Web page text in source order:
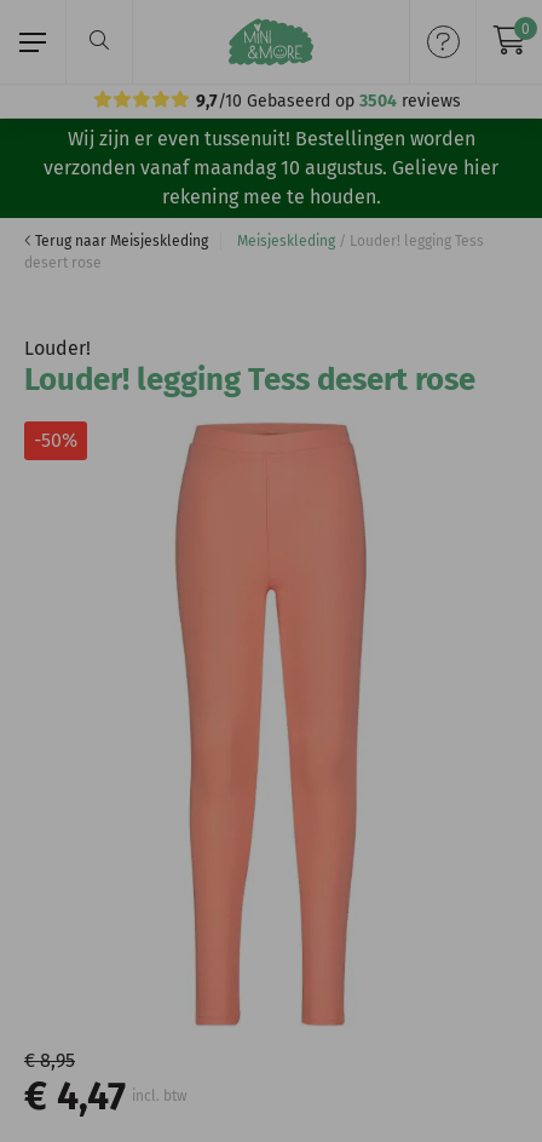
9,7/10 Gebaseerd op 3504 reviews
0
Home
Meisjeskleding
Jongenskleding
Volg ons:
Wij zijn er even tussenuit! Bestellingen worden
verzonden vanaf maandag 10 augustus. Gelieve hier
rekening mee te houden.
Terug naar Meisjeskleding Meisjeskleding / Louder! legging Tess
desert rose
Louder!
Louder! legging Tess desert rose
-50%
€ 8,95
€ 4,47 incl. btw